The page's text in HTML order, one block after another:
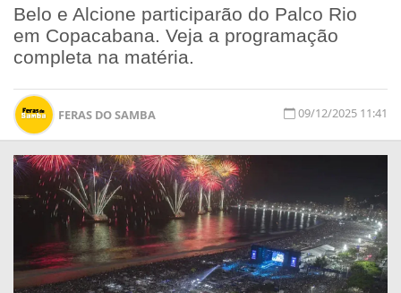
Belo e Alcione participarão do Palco Rio
em Copacabana. Veja a programação
completa na matéria.
FERAS DO SAMBA 09/12/2025 11:41